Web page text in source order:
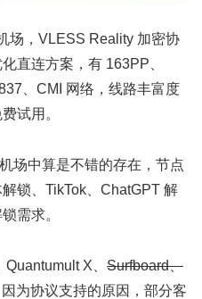
场，VLESS Reality 加密协
直连方案，有 163PP、
、CMI 网络，线路丰富度
试用。
场中算是不错的存在，节点
锁、TikTok、ChatGPT 解
需求。
X、 Surfboard、
为协议支持的原因，部分客